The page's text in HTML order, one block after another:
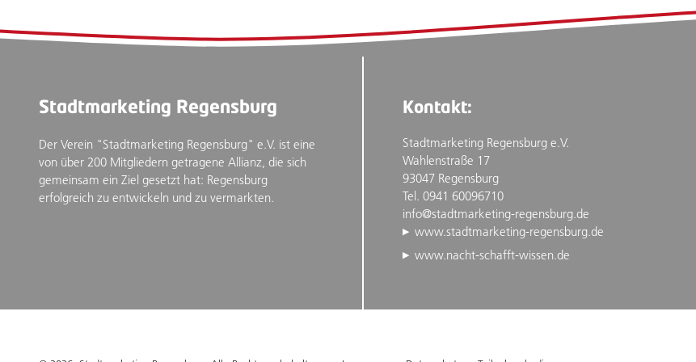
Stadtmarketing Regensburg
Der Verein "Stadtmarketing Regensburg" e.V. ist eine
von über 200 Mitgliedern getragene Allianz, die sich
gemeinsam ein Ziel gesetzt hat: Regensburg
erfolgreich zu entwickeln und zu vermarkten.
Kontakt:
Stadtmarketing Regensburg e.V.
Wahlenstraße 17
93047 Regensburg
Tel. 0941 60096710
info@stadtmarketing-regensburg.de
www.stadtmarketing-regensburg.de
www.nacht-schafft-wissen.de